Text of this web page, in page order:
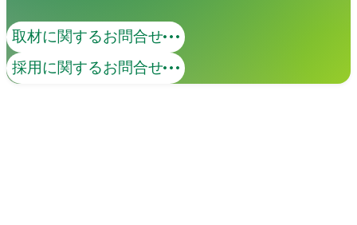
取材に関するお問合せ
採用に関するお問合せ
コンテンツマーケティング